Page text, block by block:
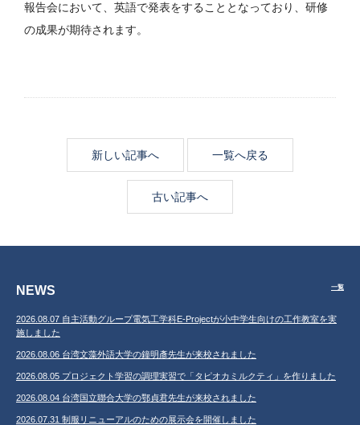
報告会において、英語で発表をすることとなっており、研修
の成果が期待されます。
新しい記事へ 一覧へ戻る
古い記事へ
NEWS 一覧
2026.08.07 自主活動グループ電気工学科E-Projectが小中学生向けの工作教室を実
施しました
2026.08.06 台湾文藻外語大学の鐘明彥先生が来校されました
2026.08.05 プロジェクト学習の調理実習で「タピオカミルクティ」を作りました
2026.08.04 台湾国立聯合大学の鄂貞君先生が来校されました
2026.07.31 制服リニューアルのための展示会を開催しました